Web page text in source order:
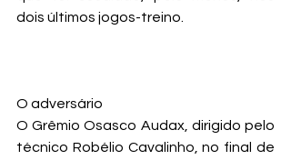
dois últimos jogos-treino.
O adversário
O Grêmio Osasco Audax, dirigido pelo
técnico Robélio Cavalinho, no final de